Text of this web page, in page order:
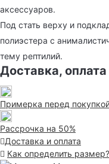
аксессуаров.
Под стать верху и
полиэстера с
тему рептилий.
Доставка,
Примерка перед
Рассрочка на 50%
Доставка и оплата
Как определить размер?